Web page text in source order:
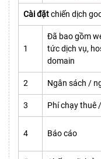
Cài đặtchiến dịch
1
Đã bao gồm
tức dịch vụ,
domain
2 Ngân sách /
3 Phí chạy thuê
4 Báo cáo